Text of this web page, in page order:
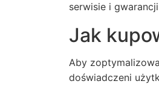
serwisie i
Jak
Aby
doświadczeni